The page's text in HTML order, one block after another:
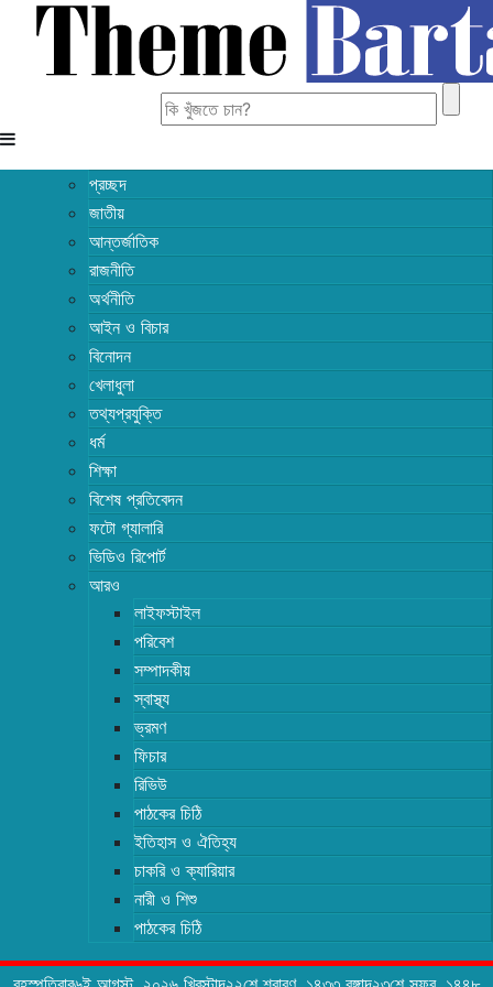
Search
for:
প্রচ্ছদ
জাতীয়
আন্তর্জাতিক
রাজনীতি
অর্থনীতি
আইন ও বিচার
বিনোদন
খেলাধুলা
তথ্যপ্রযুক্তি
ধর্ম
শিক্ষা
বিশেষ প্রতিবেদন
ফটো গ্যালারি
ভিডিও রিপোর্ট
আরও
লাইফস্টাইল
পরিবেশ
সম্পাদকীয়
স্বাস্থ্য
ভ্রমণ
ফিচার
রিভিউ
পাঠকের চিঠি
ইতিহাস ও ঐতিহ্য
চাকরি ও ক্যারিয়ার
নারী ও শিশু
পাঠকের চিঠি